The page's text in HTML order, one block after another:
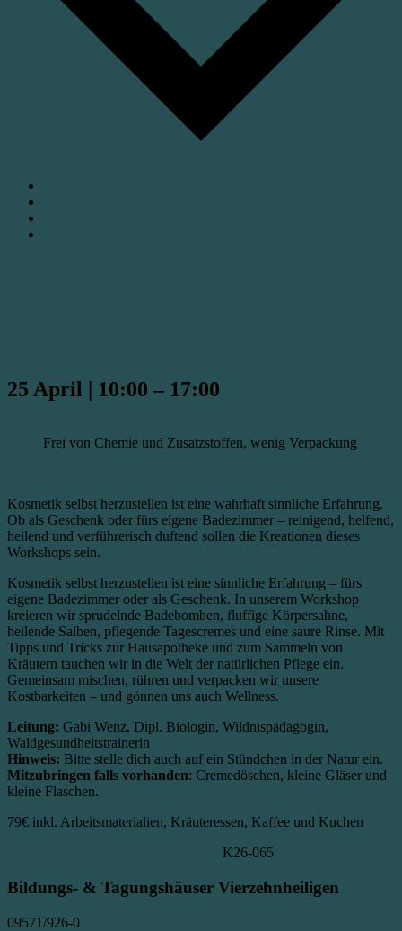
25 April | 10:00 – 17:00
Frei von Chemie und Zusatzstoffen, wenig Verpackung
Kosmetik selbst herzustellen ist eine wahrhaft sinnliche Erfahrung.
Ob als Geschenk oder fürs eigene Badezimmer – reinigend, helfend,
heilend und verführerisch duftend sollen die Kreationen dieses
Workshops sein.
Kosmetik selbst herzustellen ist eine sinnliche Erfahrung – fürs
eigene Badezimmer oder als Geschenk. In unserem Workshop
kreieren wir sprudelnde Badebomben, fluffige Körpersahne,
heilende Salben, pflegende Tagescremes und eine saure Rinse. Mit
Tipps und Tricks zur Hausapotheke und zum Sammeln von
Kräutern tauchen wir in die Welt der natürlichen Pflege ein.
Gemeinsam mischen, rühren und verpacken wir unsere
Kostbarkeiten – und gönnen uns auch Wellness.
Leitung: Gabi Wenz, Dipl. Biologin, Wildnispädagogin,
Waldgesundheitstrainerin
Hinweis: Bitte stelle dich auch auf ein Stündchen in der Natur ein.
Mitzubringen falls vorhanden: Cremedöschen, kleine Gläser und
kleine Flaschen.
79€ inkl. Arbeitsmaterialien, Kräuteressen, Kaffee und Kuchen
K26-065
Bildungs- & Tagungshäuser Vierzehnheiligen
09571/926-0